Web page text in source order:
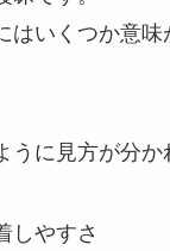
はいくつか意味
うに見方が分か
しやすさ